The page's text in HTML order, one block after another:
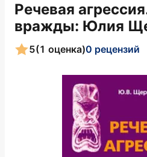
Речевая
вражды: Юлия
5(1 оценка)0 рецензий